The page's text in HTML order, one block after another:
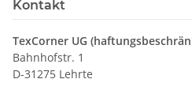
Kontakt
TexCorner UG
Bahnhofstr. 1
D-31275 Lehrte